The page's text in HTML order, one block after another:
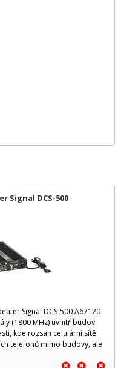
Signal DCS-500
Signal DCS-500 A67120
(1800 MHz) uvnitř budov.
kde rozsah celulární sítě
telefonů mimo budovy, ale